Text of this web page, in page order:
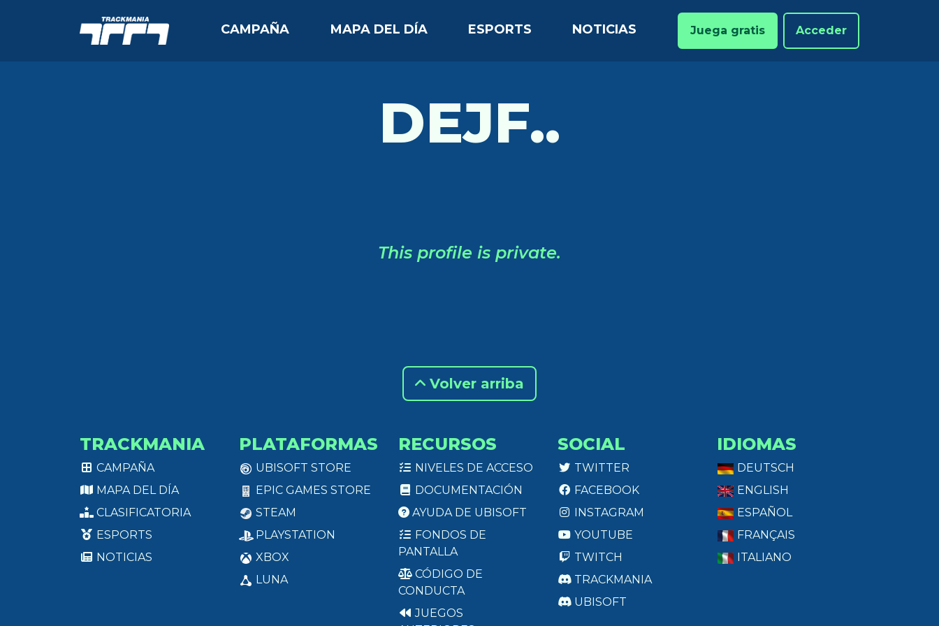
CAMPAÑA MAPA DEL DÍA ESPORTS NOTICIAS Juega gratis Acceder
DEJF..
This profile is private.
Volver arriba
TRACKMANIA
CAMPAÑA
MAPA DEL DÍA
CLASIFICATORIA
ESPORTS
NOTICIAS
PLATAFORMAS
UBISOFT STORE
EPIC GAMES STORE
STEAM
PLAYSTATION
XBOX
LUNA
RECURSOS
NIVELES DE ACCESO
DOCUMENTACIÓN
AYUDA DE UBISOFT
FONDOS DE
PANTALLA
CÓDIGO DE
CONDUCTA
JUEGOS
SOCIAL
TWITTER
FACEBOOK
INSTAGRAM
YOUTUBE
TWITCH
TRACKMANIA
UBISOFT
IDIOMAS
DEUTSCH
ENGLISH
ESPAÑOL
FRANÇAIS
ITALIANO